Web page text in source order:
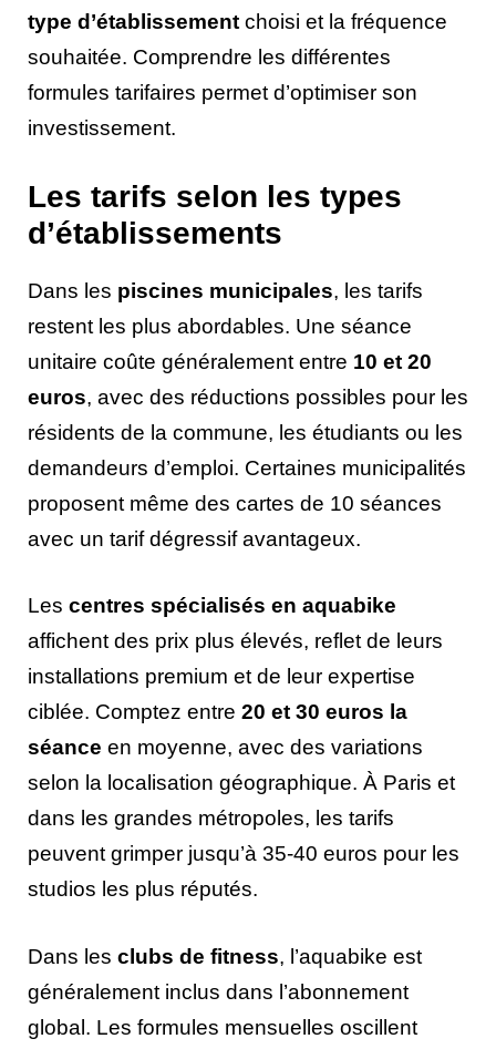
type d’établissement choisi et la fréquence
souhaitée. Comprendre les différentes
formules tarifaires permet d’optimiser son
investissement.
Les tarifs selon les types
d’établissements
Dans les piscines municipales, les tarifs
restent les plus abordables. Une séance
unitaire coûte généralement entre 10 et 20
euros, avec des réductions possibles pour les
résidents de la commune, les étudiants ou les
demandeurs d’emploi. Certaines municipalités
proposent même des cartes de 10 séances
avec un tarif dégressif avantageux.
Les centres spécialisés en aquabike
affichent des prix plus élevés, reflet de leurs
installations premium et de leur expertise
ciblée. Comptez entre 20 et 30 euros la
séance en moyenne, avec des variations
selon la localisation géographique. À Paris et
dans les grandes métropoles, les tarifs
peuvent grimper jusqu’à 35-40 euros pour les
studios les plus réputés.
Dans les clubs de fitness, l’aquabike est
généralement inclus dans l’abonnement
global. Les formules mensuelles oscillent